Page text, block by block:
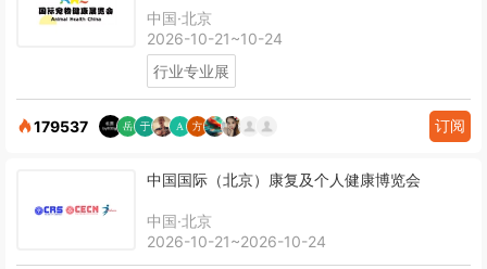
中国·北京
2026-10-21~10-24
行业专业展
179537 订阅
中国国际（北京）康复及个人健康博览会
中国·北京
2026-10-21~2026-10-24